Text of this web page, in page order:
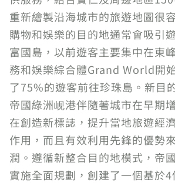
重新繪製沿海城市的旅遊地圖很
購物和娛樂的目的地通常會吸引
富國島，以前遊客主要集中在東
務和娛樂綜合體Grand World開
了75%的遊客前往珍珠島。新目
帝國綠洲岘港伴隨著城市在早期
在創造新標誌，提升當地旅遊經
作用，而且有效利用先鋒的優勢
潤。遵循新整合目的地模式，帝
實施全面規劃，創建了一個基於